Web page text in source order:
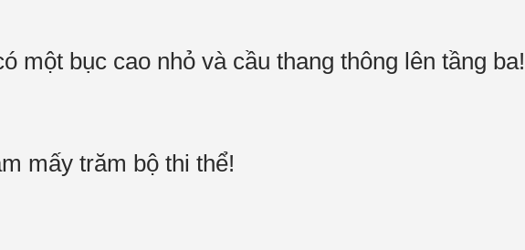
một bục cao nhỏ và cầu thang thông lên tầng ba!
mấy trăm bộ thi thể!